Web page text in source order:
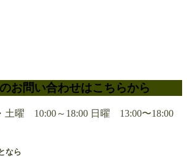
お問い合わせはこちらから
土曜 10:00～18:00 日曜 13:00〜18:00
なら